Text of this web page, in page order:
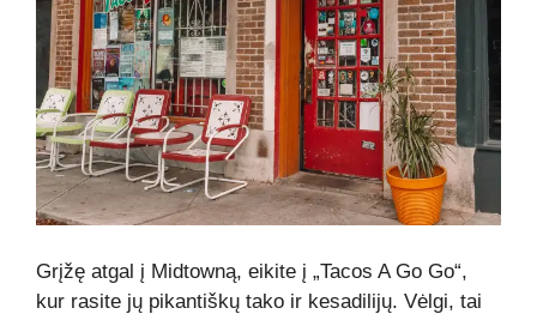
Grįžę atgal į Midtowną, eikite į „Tacos A Go Go“,
kur rasite jų pikantiškų tako ir kesadilijų. Vėlgi, tai